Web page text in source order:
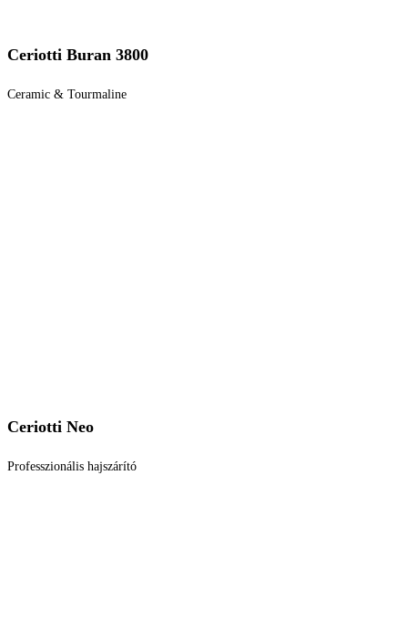
Ceriotti Buran 3800
Ceramic & Tourmaline
Ceriotti Neo
Professzionális hajszárító